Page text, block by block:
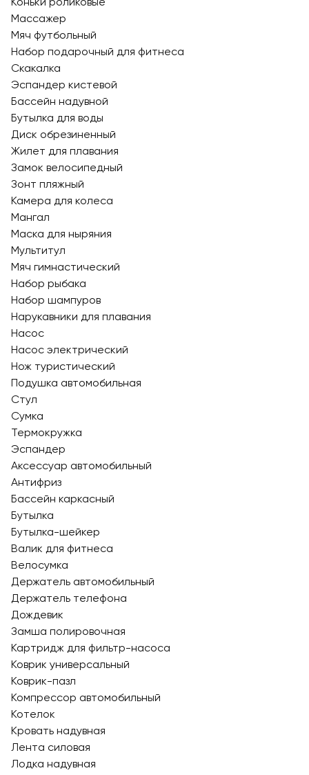
Массажер
Мяч футбольный
Набор подарочный для фитнеса
Скакалка
Эспандер кистевой
Бассейн надувной
Бутылка для воды
Диск обрезиненный
Жилет для плавания
Замок велосипедный
Зонт пляжный
Камера для колеса
Мангал
Маска для ныряния
Мультитул
Мяч гимнастический
Набор рыбака
Набор шампуров
Нарукавники для плавания
Насос
Насос электрический
Нож туристический
Подушка автомобильная
Стул
Сумка
Термокружка
Эспандер
Аксессуар автомобильный
Антифриз
Бассейн каркасный
Бутылка
Бутылка-шейкер
Валик для фитнеса
Велосумка
Держатель автомобильный
Держатель телефона
Дождевик
Замша полировочная
Картридж для фильтр-насоса
Коврик универсальный
Коврик-пазл
Компрессор автомобильный
Котелок
Кровать надувная
Лента силовая
Лодка надувная